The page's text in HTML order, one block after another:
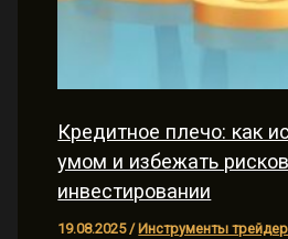
Кредитное плечо: как
умом и избежать
инвестировании
19.08.2025/ Инструменты